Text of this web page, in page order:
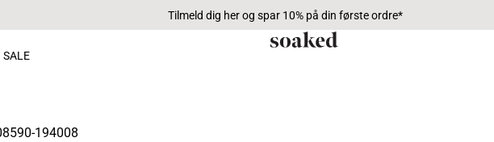
Tilmeld dig her og spar 10% på din første ordre*
SALE